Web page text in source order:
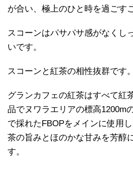
が合い、極上のひと時を過ごす
スコーンはパサパサ感がなくし
いです。
スコーンと紅茶の相性抜群です。
グランカフェの紅茶はすべて紅
品でヌワラエリアの標高1200m
で採れたFBOPをメインに使用
茶の旨みとほのかな甘みを芳醇
す。